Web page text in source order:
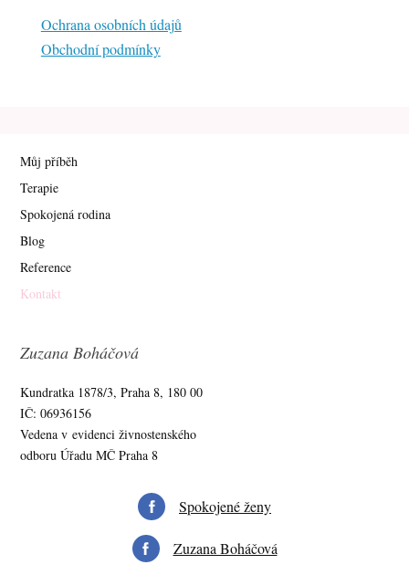
Ochrana osobních údajů
Obchodní podmínky
Můj příběh
Terapie
Spokojená rodina
Blog
Reference
Kontakt
Zuzana Boháčová
Kundratka 1878/3, Praha 8, 180 00
IČ: 06936156
Vedena v evidenci živnostenského
odboru Úřadu MČ Praha 8
Spokojené ženy
Zuzana Boháčová